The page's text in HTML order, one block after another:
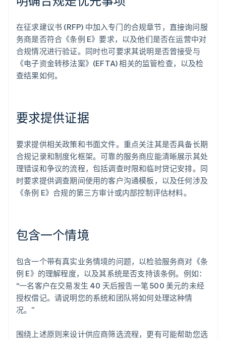
在征求建议书 (RFP) 中加入专门的合规章节，直接询问服
务商是否符合《条例 E》要求，以及他们是否在运营中对
合规情况进行验证。同时也可要求其说明是否曾接受与
《电子资金转移法案》(EFTA) 相关的监管检查，以及检
查结果如何。
要求提供证据
要求提供相关政策和书面文件。重点关注其是否具备长期
合规记录和制度化框架。可靠的服务商应能清晰展示其处
理错误和争议的流程，包括调查时限和临时贷记安排。同
时要求提供调查期间使用的客户沟通模板，以及任何涉及
《条例 E》合规的第三方审计或内部控制评估材料。
包含一个情境
包含一个带有真实业务情境的问题，以检验服务商对《条
例 E》的理解程度，以及其系统是否支持该条例。例如：
“一名客户在交易发生 40 天后报告一笔 500 美元的未经
授权借记。请说明您的系统和团队将如何处理这种情
况。”
围绕上述原则来设计供应商筛选流程，更有可能帮助您选